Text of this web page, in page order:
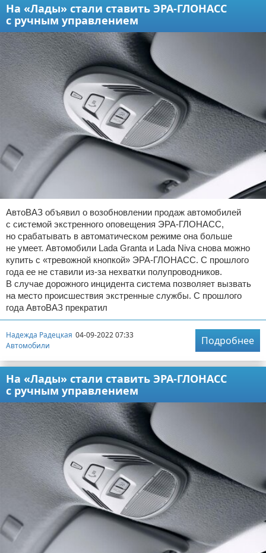
На «Лады» стали ставить ЭРА-ГЛОНАСС
с ручным управлением
АвтоВАЗ объявил о возобновлении продаж автомобилей
с системой экстренного оповещения ЭРА-ГЛОНАСС,
но срабатывать в автоматическом режиме она больше
не умеет. Автомобили Lada Granta и Lada Niva снова можно
купить с «тревожной кнопкой» ЭРА-ГЛОНАСС. С прошлого
года ее не ставили из-за нехватки полупроводников.
В случае дорожного инцидента система позволяет вызвать
на место происшествия экстренные службы. С прошлого
года АвтоВАЗ прекратил
Надежда Радецкая 04-09-2022 07:33
Автомобили
Подробнее
На «Лады» стали ставить ЭРА-ГЛОНАСС
с ручным управлением